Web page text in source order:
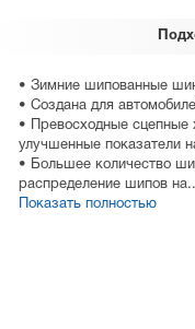
• Зимние шипованные
• Создана для
• Превосходные сцепные
улучшенные показатели
• Большее количество
распределение шипов
Показать полностью